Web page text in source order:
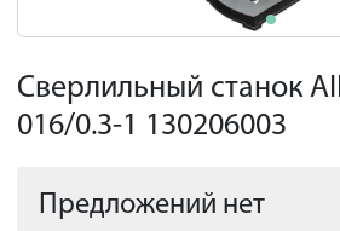
Сверлильный станок
016/0.3-1 130206003
Предложений нет